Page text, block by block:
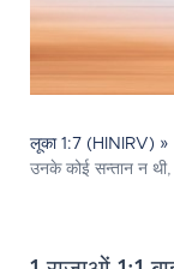
लूका 1:7 (HINIRV) »
उनके कोई सन्तान न थी,